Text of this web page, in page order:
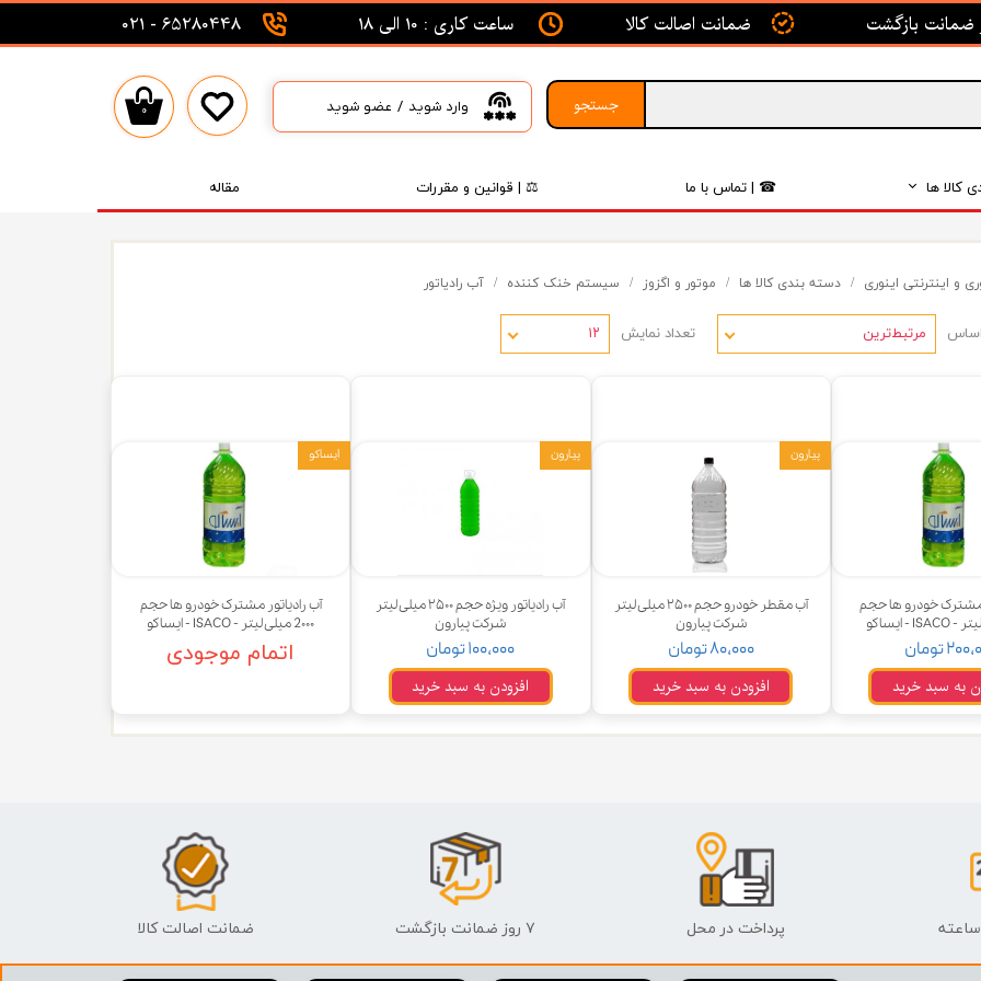
جستجو
کالا ها
قدرت
و ترمز
و اسپرت
ماشین
ماشین
☎ | تماس با ما ⚖ | قوانین و مقررات مقاله
ضمانت اصالت کالا ساعت کاری : 10 الی 18 65280448 - 021
۰ وارد شوید / عضو شوید
حساب کاربری من
تغییر گذر واژه
خروج از حساب کاربری
و اینترنتی اینوری دسته بندی کالا ها موتور و اگزوز سیستم خنک کننده آب رادیاتور
مرتبط‌ترین تعداد نمایش ۱۲
مشترک خودرو ها حجم
تومان
به سبد خرید
آب مقطر خودرو حجم ۲۵۰۰ میلی لیتر
شرکت پیارون
۸۰,۰۰۰ تومان
افزودن به سبد خرید
پیارون
آب رادیاتور ویژه حجم ۲۵۰۰ میلی لیتر
شرکت پیارون
۱۰۰,۰۰۰ تومان
افزودن به سبد خرید
پیارون
آب رادیاتور مشترک خودرو ها حجم
2۰۰۰ میلی لیتر - ISACO - ایساکو
اتمام موجودی
ایساکو
پرداخت در محل ۷ روز ضمانت بازگشت ضمانت اصالت کالا